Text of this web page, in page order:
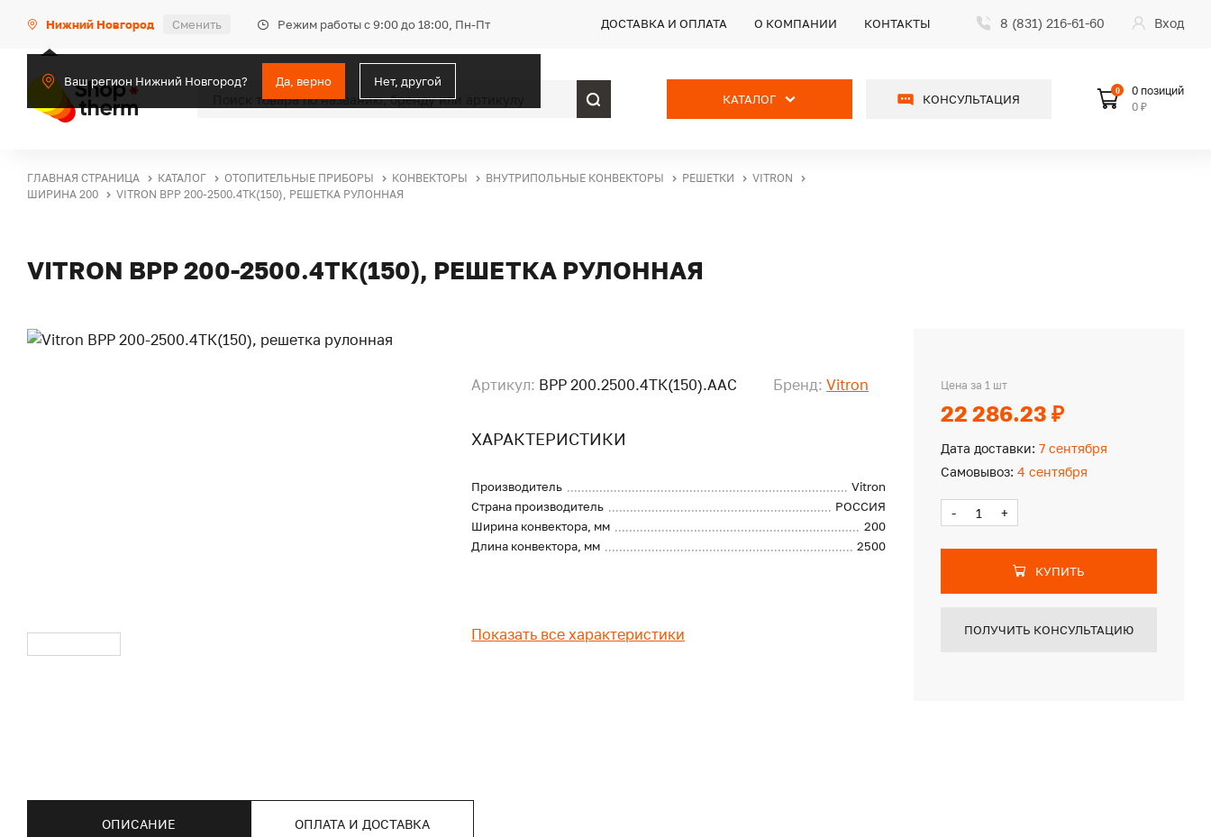
Нижний Новгород Сменить Режим работы с 9:00 до 18:00, Пн-Пт
Ваш регион Нижний Новгород? Да, верно Нет, другой
ДОСТАВКА И ОПЛАТА О КОМПАНИИ КОНТАКТЫ 8 (831) 216-61-60 Вход
КАТАЛОГ КОНСУЛЬТАЦИЯ
0
0 позиций
0 ₽
ГЛАВНАЯ СТРАНИЦА КАТАЛОГ ОТОПИТЕЛЬНЫЕ ПРИБОРЫ КОНВЕКТОРЫ ВНУТРИПОЛЬНЫЕ КОНВЕКТОРЫ РЕШЕТКИ
VITRON
ШИРИНА 200
VITRON ВРР 200-2500.4ТК(150), РЕШЕТКА РУЛОННАЯ
VITRON ВРР 200-2500.4ТК(150), РЕШЕТКА РУЛОННАЯ
Артикул: ВРР 200.2500.4ТК(150).ААС Бренд: Vitron
ХАРАКТЕРИСТИКИ
Производитель
Vitron
Страна производитель
РОССИЯ
Ширина конвектора, мм
200
Длина конвектора, мм
2500
Показать все характеристики
Цена за 1 шт
22 286.23 ₽
Дата доставки: 7 сентября
Самовывоз: 4 сентября
- +
КУПИТЬ
ПОЛУЧИТЬ КОНСУЛЬТАЦИЮ
ОПИСАНИЕ ОПЛАТА И ДОСТАВКА